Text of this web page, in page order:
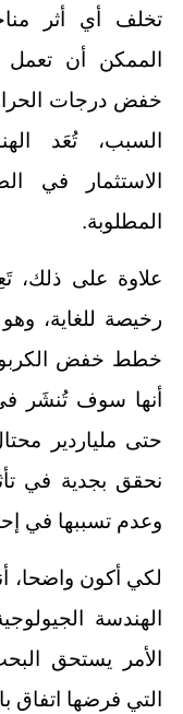
تخلف أي أثر
الممكن أن تعمل
خفض درجات
السبب، تُعَد
الاستثمار في
المطلوبة.
علاوة على ذلك،
رخيصة للغاية،
خطط خفض الكربون
أنها سوف تُنشَر
حتى ملياردير
نحقق بجدية في
وعدم تسببها في
لكي أكون واضحا،
الهندسة
الأمر يستحق
التي فرضها اتفاق